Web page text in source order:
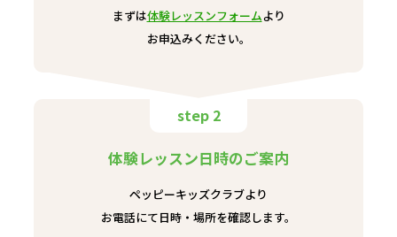
まずは体験レッスンフォームより
お申込みください。
step 2
体験レッスン日時のご案内
ペッピーキッズクラブより
お電話にて日時・場所を確認します。